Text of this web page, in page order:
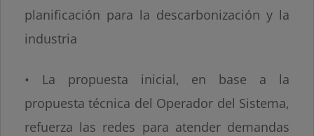
planificación para la descarbonización y la
industria
• La propuesta inicial, en base a la
propuesta técnica del Operador del Sistema,
refuerza las redes para atender demandas